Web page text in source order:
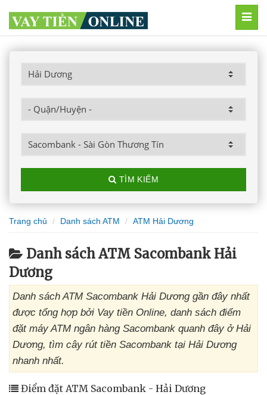
TÌM KIẾM
Trang chủ Danh sách ATM ATM Hải Dương
Danh sách ATM Sacombank Hải
Dương
Danh sách ATM Sacombank Hải Dương gần đây nhất
được tổng hợp bởi Vay tiền Online, danh sách điểm
đặt máy ATM ngân hàng Sacombank quanh đây ở Hải
Dương, tìm cây rút tiền Sacombank tại Hải Dương
nhanh nhất.
Điểm đặt ATM Sacombank - Hải Dương